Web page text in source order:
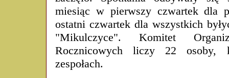
miesiąc w pierwszy czwartek dla
ostatni czwartek dla wszystkich
"Mikulczyce". Komitet
Rocznicowych liczy 22
zespołach.